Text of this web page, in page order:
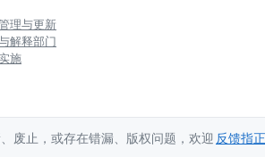
理与更新
解释部门
施
废止，或存在错漏、版权问题，欢迎 反馈指正